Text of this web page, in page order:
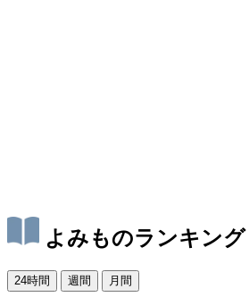
よみものランキング
24時間 週間 月間